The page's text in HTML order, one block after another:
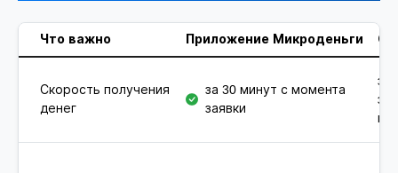
Что важно Приложение Микроденьги
Скорость получения
денег
за 30 минут с момента
заявки
за